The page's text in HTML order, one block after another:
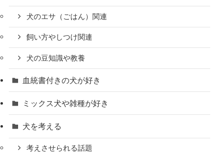
犬のエサ（ごはん）関連
飼い方やしつけ関連
犬の豆知識や教養
血統書付きの犬が好き
ミックス犬や雑種が好き
犬を考える
考えさせられる話題